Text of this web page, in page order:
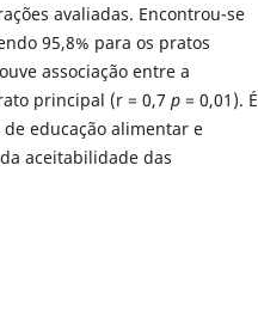
avaliadas. Encontrou-se
95,8% para os pratos
associação entre a
principal (r = 0,7 p = 0,01). É
educação alimentar e
aceitabilidade das